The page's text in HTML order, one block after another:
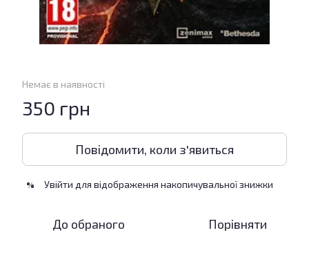
Немає в наявності
350 грн
Повідомити, коли з'явиться
% Увійти для відображення накопичувальної знижки
До обраного Порівняти